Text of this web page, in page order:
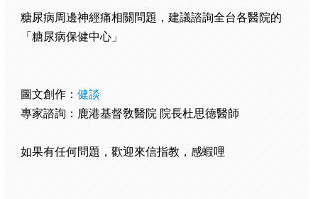
糖尿病周邊神經痛相關問題，建議諮詢全台各醫院的
「糖尿病保健中心」
圖文創作： 健談
專家諮詢：鹿港基督敎醫院 院長杜思德醫師
如果有任何問題，歡迎來信指教，感蝦哩